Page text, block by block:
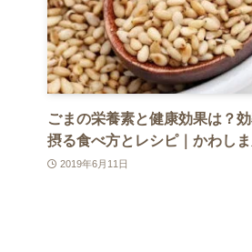
ごまの栄養素と健康効果は？効
摂る食べ方とレシピ｜かわし
2019年6月11日